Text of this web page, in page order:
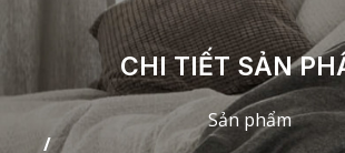
CHI TIẾT SẢN
Sản phẩm